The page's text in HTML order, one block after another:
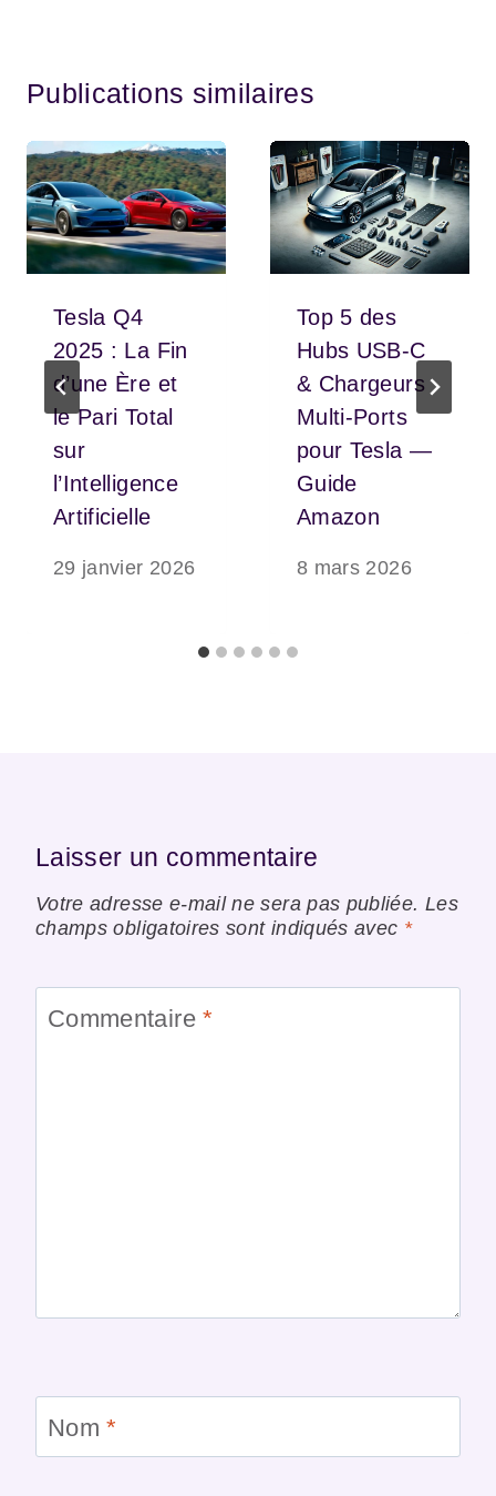
Publications similaires
Tesla Q4
2025 : La Fin
d’une Ère et
le Pari Total
sur
l’Intelligence
Artificielle
29 janvier 2026
Top 5 des
Hubs USB-C
& Chargeurs
Multi-Ports
pour Tesla —
Guide
Amazon
8 mars 2026
Laisser un commentaire
Votre adresse e-mail ne sera pas publiée. Les
champs obligatoires sont indiqués avec *
Commentaire*
Nom*